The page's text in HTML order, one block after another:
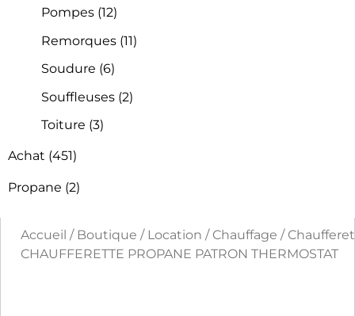
Pompes (12)
Remorques (11)
Soudure (6)
Souffleuses (2)
Toiture (3)
Achat (451)
Propane (2)
Accueil / Boutique / Location / Chauffage /
CHAUFFERETTE PROPANE PATRON THERMOSTAT